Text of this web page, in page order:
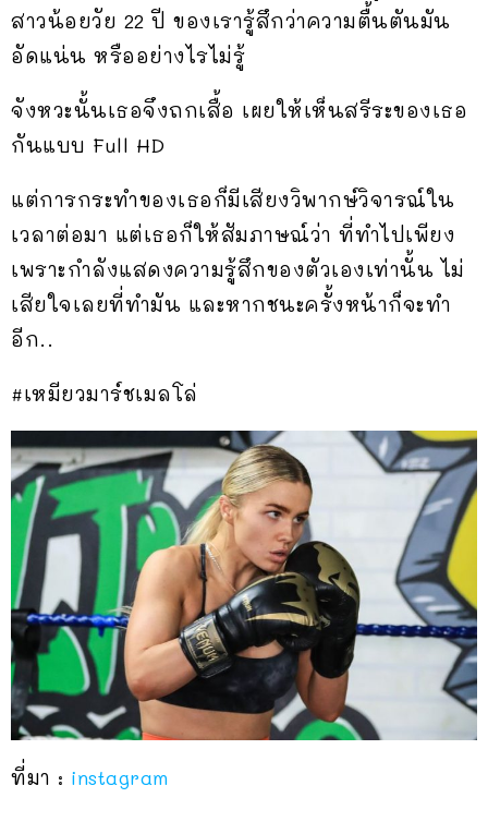
สาวน้อยวัย 22 ปี ของเรารู้สึกว่าความตื้นตันมัน
อัดแน่น หรืออย่างไรไม่รู้
จังหวะนั้นเธอจึงถกเสื้อ เผยให้เห็นสรีระของเธอ
กันแบบ Full HD
แต่การกระทำของเธอก็มีเสียงวิพากษ์วิจารณ์ใน
เวลาต่อมา แต่เธอก็ให้สัมภาษณ์ว่า ที่ทำไปเพียง
เพราะกำลังแสดงความรู้สึกของตัวเองเท่านั้น ไม่
เสียใจเลยที่ทำมัน และหากชนะครั้งหน้าก็จะทำ
อีก..
#เหมียวมาร์ชเมลโล่
ที่มา : instagram